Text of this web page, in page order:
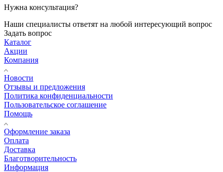
Нужна консультация?
Наши специалисты ответят на любой интересующий вопрос
Задать вопрос
Каталог
Акции
Компания
Новости
Отзывы и предложения
Политика конфиденциальности
Пользовательское соглашение
Помощь
Оформление заказа
Оплата
Доставка
Благотворительность
Информация